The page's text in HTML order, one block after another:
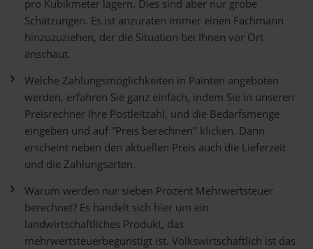
pro Kubikmeter lagern. Dies sind aber nur grobe
Schätzungen. Es ist anzuraten immer einen Fachmann
hinzuzuziehen, der die Situation bei Ihnen vor Ort
anschaut.
Welche Zahlungsmöglichkeiten in Painten angeboten
werden, erfahren Sie ganz einfach, indem Sie in unseren
Preisrechner Ihre Postleitzahl, und die Bedarfsmenge
eingeben und auf "Preis berechnen" klicken. Dann
erscheint neben den aktuellen Preis auch die Lieferzeit
und die Zahlungsarten.
Warum werden nur sieben Prozent Mehrwertsteuer
berechnet? Es handelt sich hier um ein
landwirtschaftliches Produkt, das
mehrwertsteuerbegünstigt ist. Volkswirtschaftlich ist das